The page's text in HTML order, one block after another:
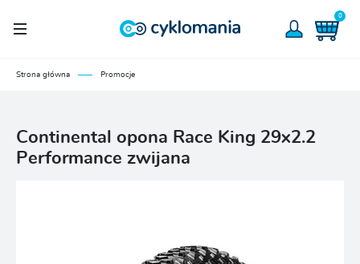
0
Strona główna Promocje
Continental opona Race King 29x2.2
Performance zwijana